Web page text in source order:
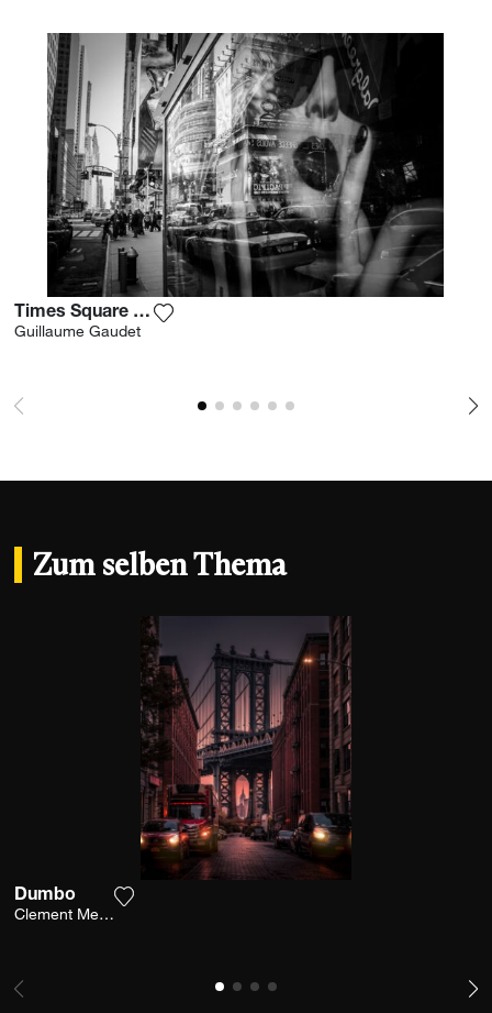
Times Square Reflection
Guillaume Gaudet
Zum selben Thema
Dumbo
Clement Merouani